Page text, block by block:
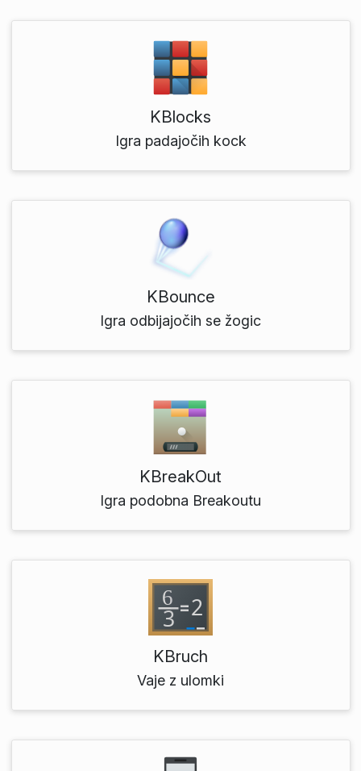
KBlocks
Igra padajočih kock
KBounce
Igra odbijajočih se žogic
KBreakOut
Igra podobna Breakoutu
KBruch
Vaje z ulomki